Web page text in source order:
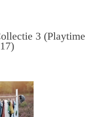
3 (Playtime